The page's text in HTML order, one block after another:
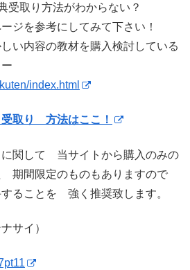
受取り方法がわからない？
ジを参考にしてみて下さい！
い内容の教材を購入検討している
index.html
取り 方法はここ！
に関して 当サイトから購入のみの
期間限定のものもありますので
ることを 強く推奨致します。
サイ）